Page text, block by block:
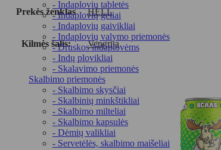
- Indaplovių tabletės
- Indaplovių geliai
- Indaplovių gaivikliai
- Indaplovių valymo priemonės
- Druskos indaplovėms
- Indų plovikliai
- Skalavimo priemonės
Skalbimo priemonės
- Skalbimo skysčiai
- Skalbinių minkštikliai
- Skalbimo milteliai
- Skalbimo kapsulės
- Dėmių valikliai
- Servetėlės, skalbimo maišeliai
Prekės ženklas HELL
Kilmės šalis: Vengrija